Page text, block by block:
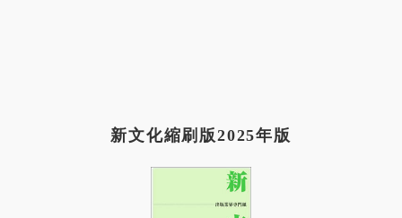
新文化縮刷版2025年版